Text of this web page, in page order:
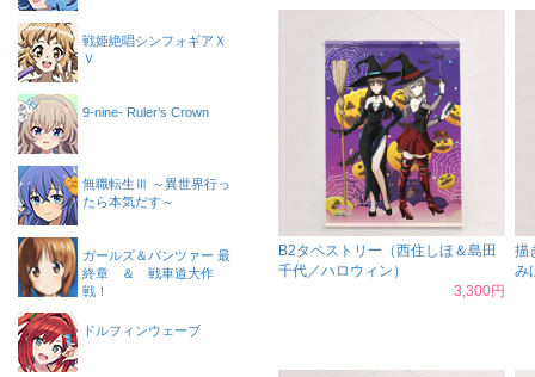
B2タペストリー（西住しほ＆島田
千代／ハロウィン）
3,300円
描
み
戦姫絶唱シンフォギアＸ
Ｖ
9-nine- Ruler’s Crown
無職転生Ⅲ ～異世界行っ
たら本気だす～
ガールズ＆パンツァー 最
終章 ＆ 戦車道大作
戦！
ドルフィンウェーブ